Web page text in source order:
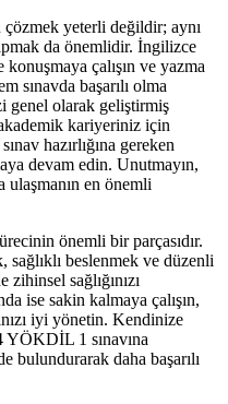
çözmek yeterli değildir; aynı
da önemlidir. İngilizce
çalışın ve yazma
sınavda başarılı olma
genel olarak geliştirmiş
kariyeriniz için
hazırlığına gereken
devam edin. Unutmayın,
ulaşmanın en önemli
önemli bir parçasıdır.
sağlıklı beslenmek ve düzenli
sağlığınızı
ise sakin kalmaya çalışın,
iyi yönetin. Kendinize
YÖKDİL 1 sınavına
bulundurarak daha başarılı